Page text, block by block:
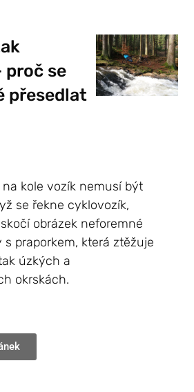
proč se
přesedlat
kole vozík nemusí být
se řekne cyklovozík,
obrázek neforemné
praporkem, která ztěžuje
úzkých a
okrskách.